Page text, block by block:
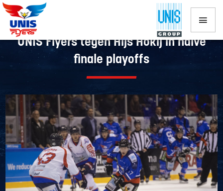
Topwedstrijd zondagavond in Thialf:
UNIS Flyers tegen Hijs Hokij in halve
finale playoffs